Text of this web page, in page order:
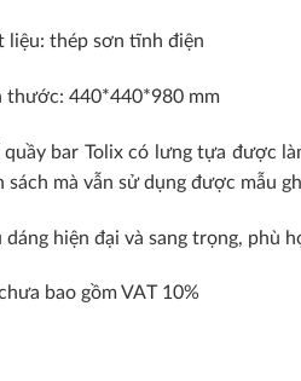
liệu: thép sơn tĩnh điện
thước: 440*440*980 mm
quầy bar Tolix có lưng tựa được
sách mà vẫn sử dụng được mẫu
dáng hiện đại và sang trọng, phù
bao gồm VAT 10%